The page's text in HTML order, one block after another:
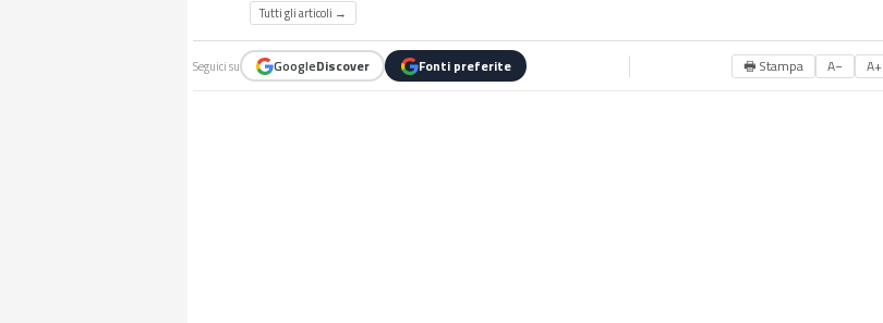
Tutti gli articoli →
Seguici su GoogleDiscover Fonti preferite 🖶 Stampa A− A+